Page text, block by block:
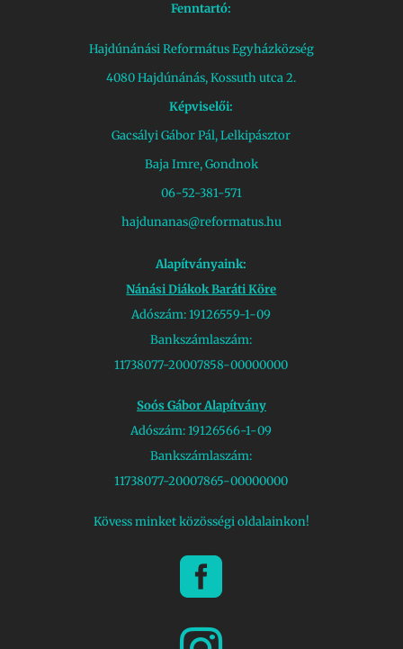
Fenntartó:
Hajdúnánási Református Egyházközség
4080 Hajdúnánás, Kossuth utca 2.
Képviselői:
Gacsályi Gábor Pál, Lelkipásztor
Baja Imre, Gondnok
06-52-381-571
hajdunanas@reformatus.hu
Alapítványaink:
Nánási Diákok Baráti Köre
Adószám: 19126559-1-09
Bankszámlaszám:
11738077-20007858-00000000
Soós Gábor Alapítvány
Adószám: 19126566-1-09
Bankszámlaszám:
11738077-20007865-00000000
Kövess minket közösségi oldalainkon!
